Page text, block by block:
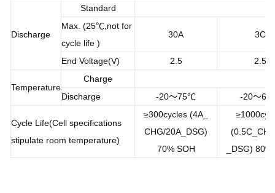
Discharge
Standard
Max. (25℃,not for
cycle life )
30A 3C
End Voltage(V) 2.5 2.5
Temperature
Charge
Discharge
-20～75℃ -20～
Cycle Life(Cell specifications
stipulate room temperature)
≥300cycles (4A_
CHG/20A_DSG)
70% SOH
_DSG)